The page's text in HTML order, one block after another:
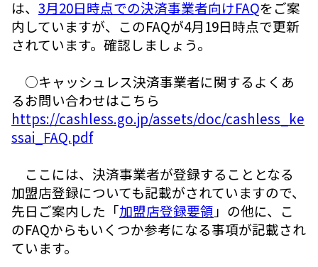
は、 3月20日時点での決済事業者向けFAQをご案
内していますが、このFAQが4月19日時点で更新
されています。確認しましょう。
○キャッシュレス決済事業者に関するよくあ
るお問い合わせはこちら
https://cashless.go.jp/assets/doc/cashless_ke
ssai_FAQ.pdf
ここには、決済事業者が登録することとなる
加盟店登録についても記載がされていますので、
先日ご案内した「加盟店登録要領 」の他に、こ
のFAQからもいくつか参考になる事項が記載され
ています。